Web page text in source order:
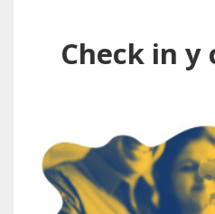
Check in y